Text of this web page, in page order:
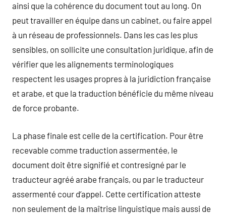
ainsi que la cohérence du document tout au long. On
peut travailler en équipe dans un cabinet, ou faire appel
à un réseau de professionnels. Dans les cas les plus
sensibles, on sollicite une consultation juridique, afin de
vérifier que les alignements terminologiques
respectent les usages propres à la juridiction française
et arabe, et que la traduction bénéficie du même niveau
de force probante.
La phase finale est celle de la certification. Pour être
recevable comme traduction assermentée, le
document doit être signifié et contresigné par le
traducteur agréé arabe français, ou par le traducteur
assermenté cour d’appel. Cette certification atteste
non seulement de la maîtrise linguistique mais aussi de